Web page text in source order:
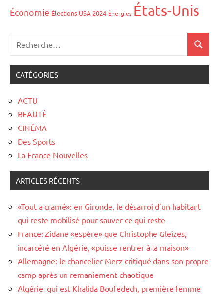
Économie Élections USA 2024 Énergies États-Unis
CATÉGORIES
ACTU
BEAUTÉ
CINÉMA
Des Sports
La France Nouvelles
ARTICLES RÉCENTS
«Tout a cramé»: en Gironde, le désarroi d’un habitant
qui reste mobilisé pour sauver ce qui reste
France: Zidane «espère» que Christophe Gleizes,
incarcéré en Algérie, «puisse rentrer à la maison»
Allemagne: le chancelier Merz critiqué dans son propre
camp après un remaniement chaotique
Algérie: qui est Khalida Boufedech, première femme